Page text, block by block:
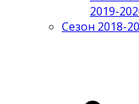
2019-
Сезон 2018-